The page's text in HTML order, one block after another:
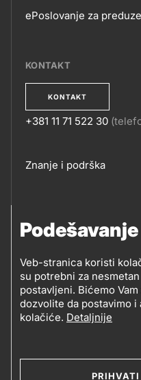
Veb-stranica koristi
su potrebni za
postavljeni. Bićemo
dozvolite da postavimo
kolačiće. Detaljnije
ePoslovanje za
KONTAKT
KONTAKT
+381 11 71 522 30
Footer
Znanje i podrška
PRATITE
NAS
Petrol d.o.o. Beograd
Zmajeva 12V, 11080